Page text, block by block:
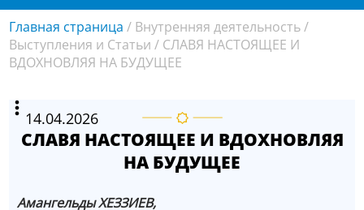
Главная страница / Внутренняя деятельность/
Выступления и Статьи / СЛАВЯ НАСТОЯЩЕЕ И
ВДОХНОВЛЯЯ НА БУДУЩЕЕ
14.04.2026
СЛАВЯ НАСТОЯЩЕЕ И ВДОХНОВЛЯЯ
НА БУДУЩЕЕ
Aмангельды ХЕЗЗИЕВ,